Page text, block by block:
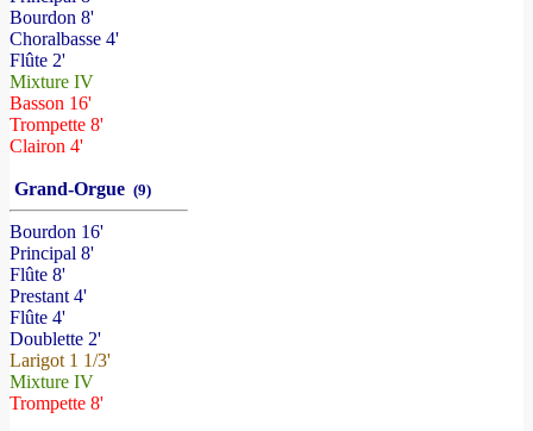
Bourdon 8'
Choralbasse 4'
Flûte 2'
Mixture IV
Basson 16'
Trompette 8'
Clairon 4'
Grand-Orgue (9)
Bourdon 16'
Principal 8'
Flûte 8'
Prestant 4'
Flûte 4'
Doublette 2'
Larigot 1 1/3'
Mixture IV
Trompette 8'